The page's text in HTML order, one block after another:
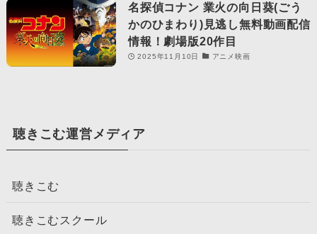
名探偵コナン 業火の向日葵(ごう
かのひまわり)見逃し無料動画配信
情報！劇場版20作目
2025年11月10日 アニメ映画
聴きこむ運営メディア
聴きこむ
聴きこむスクール